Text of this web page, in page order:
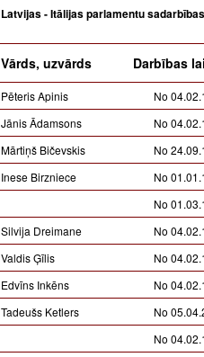
Latvijas - Itālijas parlamentu
Vārds, uzvārds Darbības
Pēteris Apinis
No
Jānis Ādamsons
No
Mārtiņš Bičevskis
No
Inese Birzniece
No
No
Silvija Dreimane
No
Valdis Ģīlis
No
Edvīns Inkēns
No
Tadeušs Ketlers
No
No